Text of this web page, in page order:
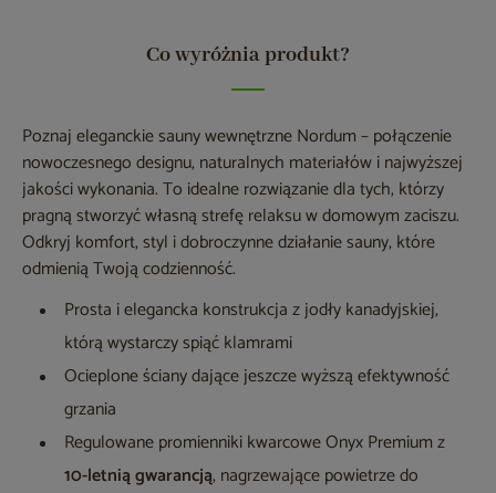
Co wyróżnia produkt?
Poznaj eleganckie sauny wewnętrzne Nordum – połączenie
nowoczesnego designu, naturalnych materiałów i najwyższej
jakości wykonania. To idealne rozwiązanie dla tych, którzy
pragną stworzyć własną strefę relaksu w domowym zaciszu.
Odkryj komfort, styl i dobroczynne działanie sauny, które
odmienią Twoją codzienność.
Prosta i elegancka konstrukcja z jodły kanadyjskiej,
którą wystarczy spiąć klamrami
Ocieplone ściany dające jeszcze wyższą efektywność
grzania
Regulowane promienniki kwarcowe Onyx Premium z
10-letnią gwarancją, nagrzewające powietrze do